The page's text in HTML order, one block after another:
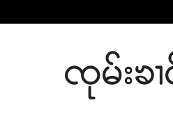
ၸုမ်းၶ